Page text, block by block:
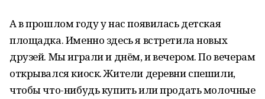
А в прошлом году у нас появилась детская
площадка. Именно здесь я встретила новых
друзей. Мы играли и днём, и вечером. По вечерам
открывался киоск. Жители деревни спешили,
чтобы что-нибудь купить или продать молочные